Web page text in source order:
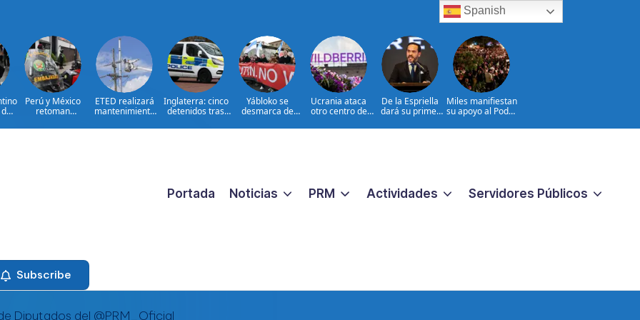
Perú y México
retoman
salvoconducto a
ETED realizará
mantenimiento
línea de
Inglaterra: cinco
detenidos tras
migrantes
Yábloko se
desmarca de
oposición rusa en
Ucrania ataca
otro centro de
Amazon ruso
De la Espriella
dará su primer
militares
Miles manifiestan
su apoyo al Poder
Rica
Portada Noticias PRM Actividades Servidores Públicos
Subscribe
Spanish